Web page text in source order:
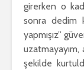
girerken o
sonra dedim
yapmışız”
uzatmayayım,
şekilde